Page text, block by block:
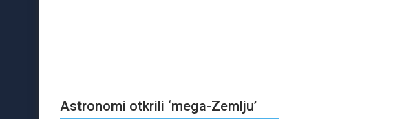
Astronomi otkrili ‘mega-Zemlju’